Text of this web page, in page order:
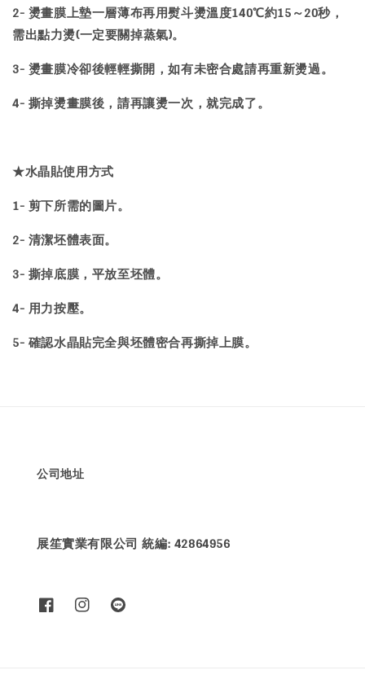
2- 燙畫膜上墊一層薄布再用熨斗燙溫度140℃約15～20秒，
需出點力燙(一定要關掉蒸氣)。
3- 燙畫膜冷卻後輕輕撕開，如有未密合處請再重新燙過。
4- 撕掉燙畫膜後，請再讓燙一次，就完成了。
★水晶貼使用方式
1- 剪下所需的圖片。
2- 清潔坯體表面。
3- 撕掉底膜，平放至坯體。
4- 用力按壓。
5- 確認水晶貼完全與坯體密合再撕掉上膜。
公司地址
展笙實業有限公司 統編: 42864956